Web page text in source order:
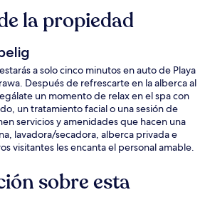
la propiedad
a solo cinco minutos en auto de Playa
Después de refrescarte en la alberca al
un momento de relax en el spa con
un tratamiento facial o una sesión de
servicios y amenidades que hacen una
lavadora/secadora, alberca privada e
visitantes les encanta el personal amable.
sobre esta